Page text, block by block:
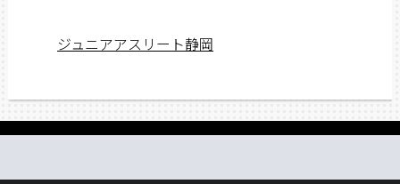
ジュニアアスリート静岡